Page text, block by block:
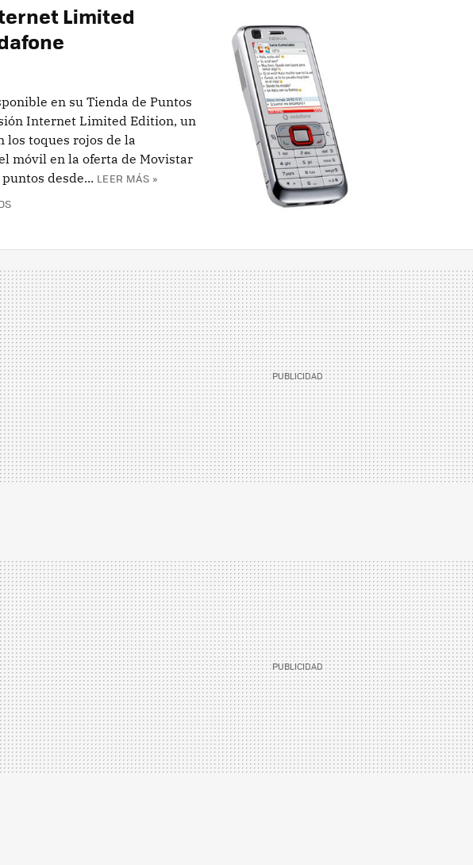
Limited
en su Tienda de Puntos
Internet Limited Edition, un
los toques rojos de la
móvil en la oferta de Movistar
desde... LEER MÁS »